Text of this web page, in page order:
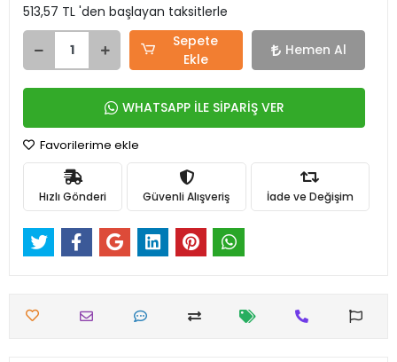
513,57 TL 'den başlayan taksitlerle
Sepete
Ekle
Hemen Al
WHATSAPP İLE SİPARİŞ VER
Favorilerime ekle
Hızlı Gönderi Güvenli Alışveriş İade ve Değişim